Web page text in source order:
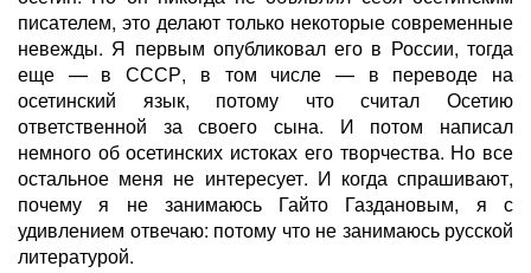
писателем, это делают только некоторые современные
невежды. Я первым опубликовал его в России, тогда
еще — в СССР, в том числе — в переводе на
осетинский язык, потому что считал Осетию
ответственной за своего сына. И потом написал
немного об осетинских истоках его творчества. Но все
остальное меня не интересует. И когда спрашивают,
почему я не занимаюсь Гайто Газдановым, я с
удивлением отвечаю: потому что не занимаюсь русской
литературой.